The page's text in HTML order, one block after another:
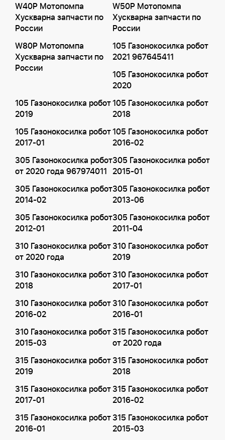
W40P Мотопомпа
Хускварна запчасти по
России
W50P Мотопомпа
Хускварна запчасти по
России
W80P Мотопомпа
Хускварна запчасти по
России
105 Газонокосилка робот
2021 967645411
105 Газонокосилка робот
2020
105 Газонокосилка робот
2019
105 Газонокосилка робот
2018
105 Газонокосилка робот
2017-01
105 Газонокосилка робот
2016-02
305 Газонокосилка робот
от 2020 года 967974011
305 Газонокосилка робот
2015-01
305 Газонокосилка робот
2014-02
305 Газонокосилка робот
2013-06
305 Газонокосилка робот
2012-01
305 Газонокосилка робот
2011-04
310 Газонокосилка робот
от 2020 года
310 Газонокосилка робот
2019
310 Газонокосилка робот
2018
310 Газонокосилка робот
2017-01
310 Газонокосилка робот
2016-02
310 Газонокосилка робот
2016-01
310 Газонокосилка робот
2015-03
315 Газонокосилка робот
от 2020 года
315 Газонокосилка робот
2019
315 Газонокосилка робот
2018
315 Газонокосилка робот
2017-01
315 Газонокосилка робот
2016-02
315 Газонокосилка робот
2016-01
315 Газонокосилка робот
2015-03